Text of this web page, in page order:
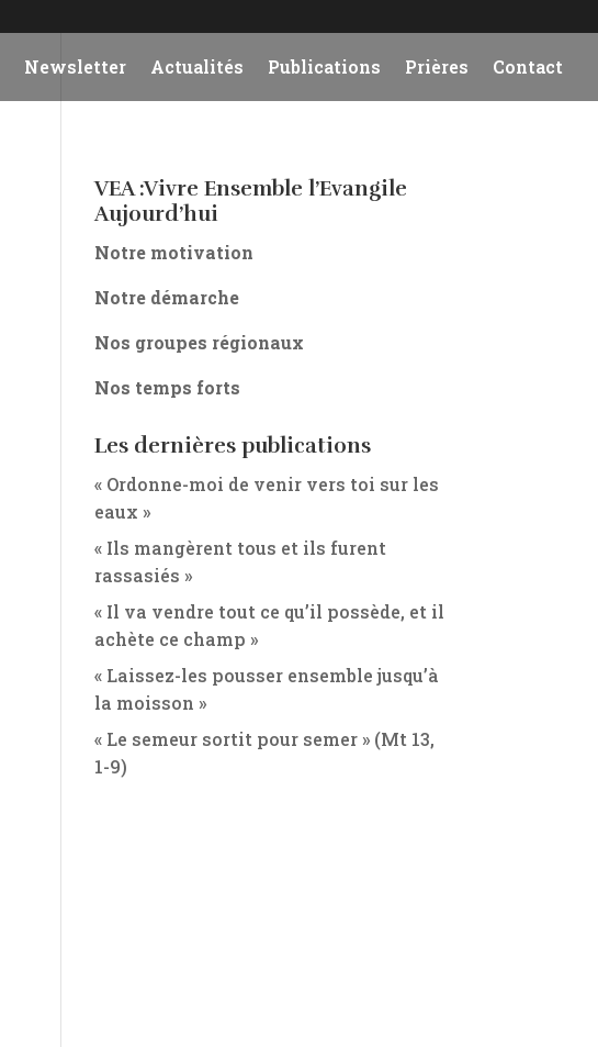
Newsletter Actualités Publications Prières Contact
VEA :Vivre Ensemble l’Evangile
Aujourd’hui
Notre motivation
Notre démarche
Nos groupes régionaux
Nos temps forts
Les dernières publications
« Ordonne-moi de venir vers toi sur les
eaux »
« Ils mangèrent tous et ils furent
rassasiés »
« Il va vendre tout ce qu’il possède, et il
achète ce champ »
« Laissez-les pousser ensemble jusqu’à
la moisson »
« Le semeur sortit pour semer » (Mt 13,
1-9)